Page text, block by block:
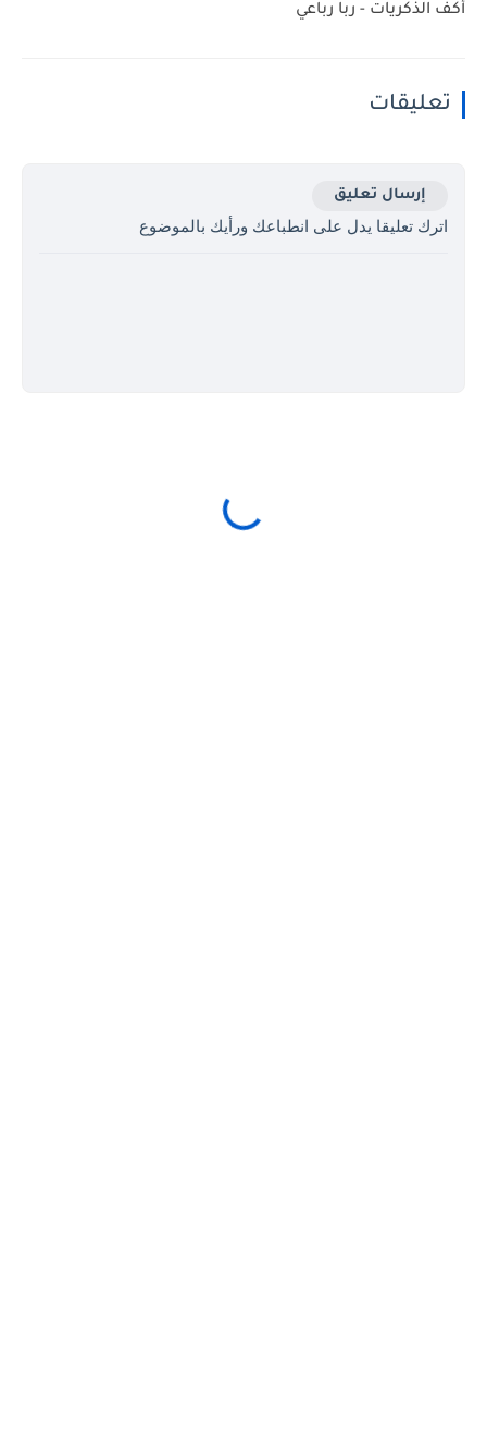
أكف الذكريات - ربا رباعي
تعليقات
إرسال تعليق
اترك تعليقا يدل على انطباعك ورأيك بالموضوع